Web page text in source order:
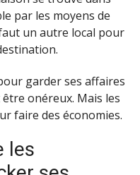
par les moyens de
un autre local pour
garder ses affaires
onéreux. Mais les
faire des économies.
les